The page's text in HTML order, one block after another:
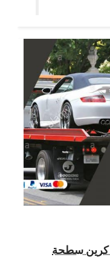
/ ونش كرين سطحة